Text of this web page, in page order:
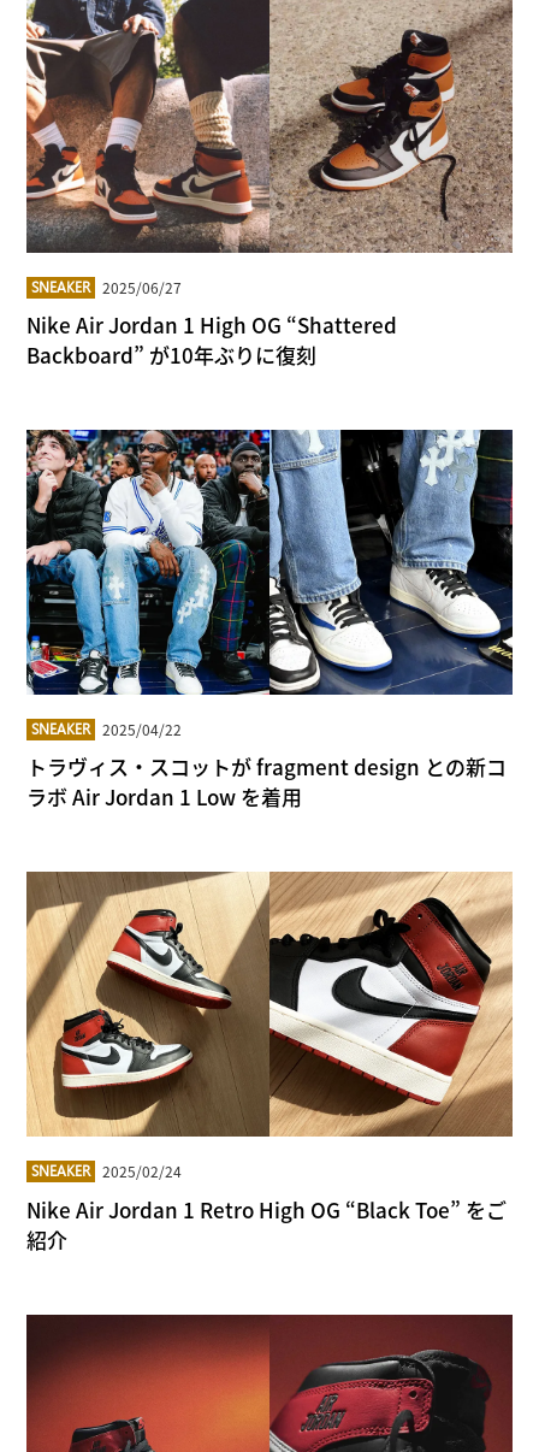
SNEAKER 2025/06/27
Nike Air Jordan 1 High OG “Shattered
Backboard” が10年ぶりに復刻
SNEAKER 2025/04/22
トラヴィス・スコットが fragment design との新コ
ラボ Air Jordan 1 Low を着用
SNEAKER 2025/02/24
Nike Air Jordan 1 Retro High OG “Black Toe” をご
紹介